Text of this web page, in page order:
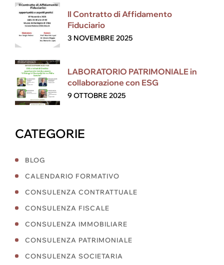
Il Contratto di Affidamento
Fiduciario
3 NOVEMBRE 2025
LABORATORIO PATRIMONIALE in
collaborazione con ESG
9 OTTOBRE 2025
CATEGORIE
BLOG
CALENDARIO FORMATIVO
CONSULENZA CONTRATTUALE
CONSULENZA FISCALE
CONSULENZA IMMOBILIARE
CONSULENZA PATRIMONIALE
CONSULENZA SOCIETARIA